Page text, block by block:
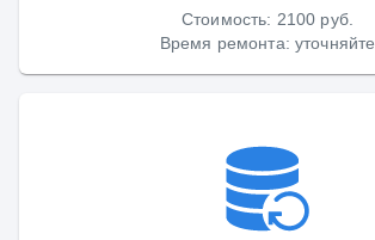
Стоимость: 2100 руб.
Время ремонта: уточняйте